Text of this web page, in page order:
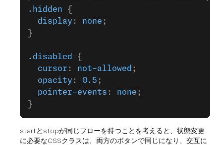
.hidden {
  display
: none ;
}
.disabled
{
  cursor
: not-allowed ;
  opacity
: 0.5 ;
  pointer-events
: none ;
}
startとstopが同じフローを持つことを考えると、状態変更
に必要なCSSクラスは、両方のボタンで同じになり、交互に